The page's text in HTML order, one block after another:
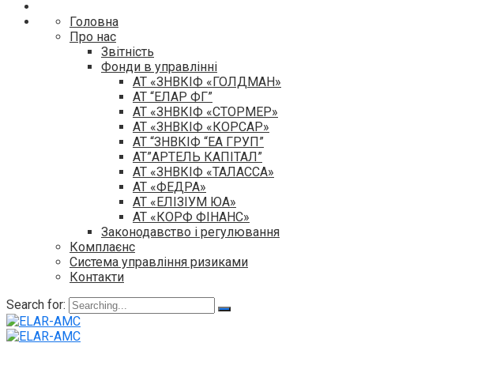
Головна
Про нас
Звітність
Фонди в управлінні
АТ «ЗНВКІФ «ГОЛДМАН»
АТ “ЕЛАР ФГ”
АТ «ЗНВКІФ «СТОРМЕР»
АТ «ЗНВКІФ «КОРСАР»
АТ “ЗНВКІФ “ЕА ГРУП”
АТ”АРТЕЛЬ КАПІТАЛ”
АТ «ЗНВКІФ «ТАЛАССА»
АТ «ФЕДРА»
АТ «ЕЛІЗІУМ ЮА»
АТ «КОРФ ФІНАНС»
Законодавство і регулювання
Комплаєнс
Система управління ризиками
Контакти
Search for: